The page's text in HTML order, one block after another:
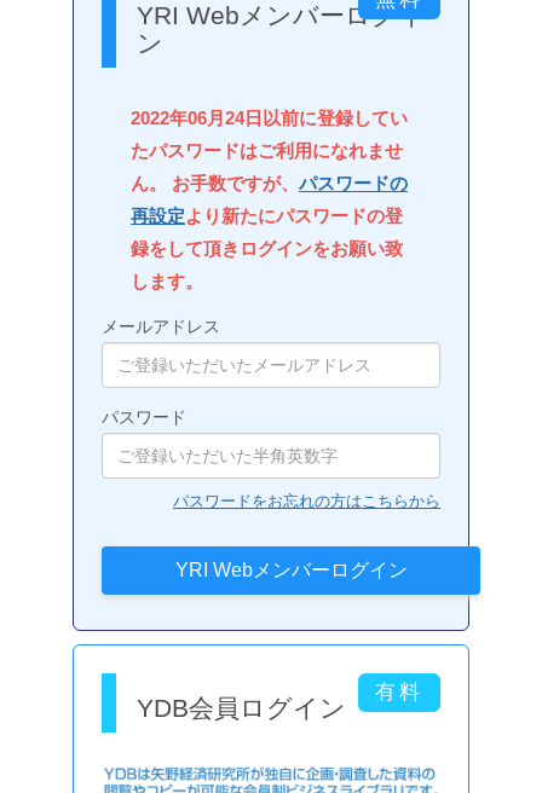
YRI Webメンバーログイ
ン
2022年06月24日以前に登録してい
たパスワードはご利用になれませ
ん。 お手数ですが、 パスワードの
再設定より新たにパスワードの登
録をして頂きログインをお願い致
します。
メールアドレス
パスワード
パスワードをお忘れの方はこちらから
YDB会員ログイン